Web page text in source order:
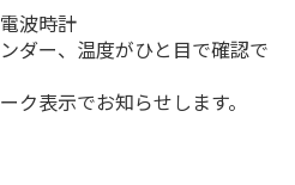
波時計
ダー、温度がひと目で確認で
ク表示でお知らせします。